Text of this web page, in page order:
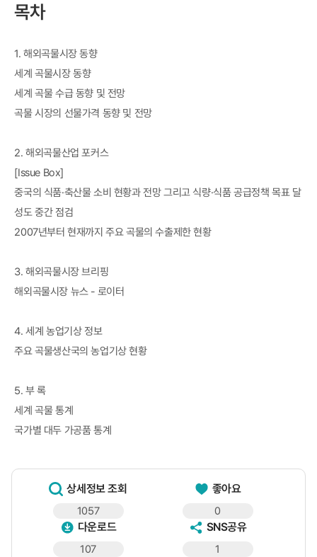
목차
1. 해외곡물시장 동향
세계 곡물시장 동향
세계 곡물 수급 동향 및 전망
곡물 시장의 선물가격 동향 및 전망
2. 해외곡물산업 포커스
[Issue Box]
중국의 식품·축산물 소비 현황과 전망 그리고 식량·식품 공급정책 목표 달
성도 중간 점검
2007년부터 현재까지 주요 곡물의 수출제한 현황
3. 해외곡물시장 브리핑
해외곡물시장 뉴스 - 로이터
4. 세계 농업기상 정보
주요 곡물생산국의 농업기상 현황
5. 부 록
세계 곡물 통계
국가별 대두 가공품 통계
상세정보 조회
1057
좋아요
0
다운로드
107
SNS공유
1